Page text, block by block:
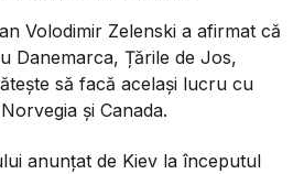
Volodimir Zelenski a afirmat că
Danemarca, Țările de Jos,
să facă același lucru cu
și Canada.
anunțat de Kiev la începutul